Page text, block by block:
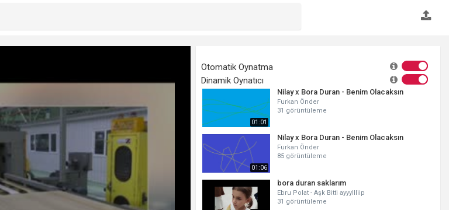
Otomatik Oynatma
Dinamik Oynatıcı
01:01
Nilay x Bora Duran - Benim Olacaksın
Furkan Önder
31 görüntüleme
01:06
Nilay x Bora Duran - Benim Olacaksın
Furkan Önder
85 görüntüleme
bora duran saklarım
Ebru Polat - Aşk Bitti ayyyllliip
31 görüntüleme